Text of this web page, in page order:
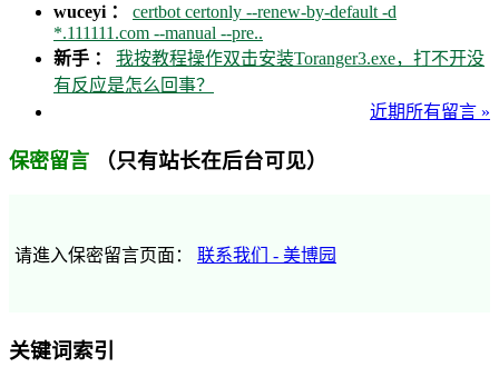
wuceyi ： certbot certonly --renew-by-default -d
*.111111.com --manual --pre..
新手 ： 我按教程操作双击安装Toranger3.exe，打不开没
有反应是怎么回事？
近期所有留言 »
保密留言 （只有站长在后台可见）
请進入保密留言页面： 联系我们 - 美博园
关键词索引